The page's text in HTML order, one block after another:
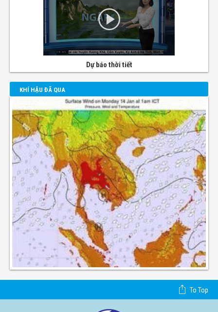
Dự báo thời tiết
KHÍ HẬU ĐÃ QUA
To Top